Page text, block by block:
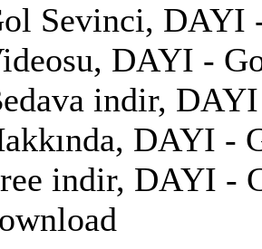
Sevinci, DAYI
DAYI -
indir,
DAYI -
indir, DAYI -